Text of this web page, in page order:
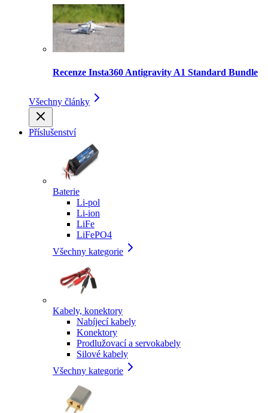
Recenze Insta360 Antigravity A1 Standard Bundle
Všechny články
Příslušenství
Baterie
Li-pol
Li-ion
LiFe
LiFePO4
Všechny kategorie
Kabely, konektory
Nabíjecí kabely
Konektory
Prodlužovací a servokabely
Silové kabely
Všechny kategorie